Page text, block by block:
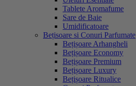
Tablete Aromafume
Sare de Baie
Umidificatoare
Bețisoare si Conuri Parfumate
Bețișoare Arhangheli
Bețișoare Economy
Bețișoare Premium
Bețișoare Luxury
Bețișoare Ritualice